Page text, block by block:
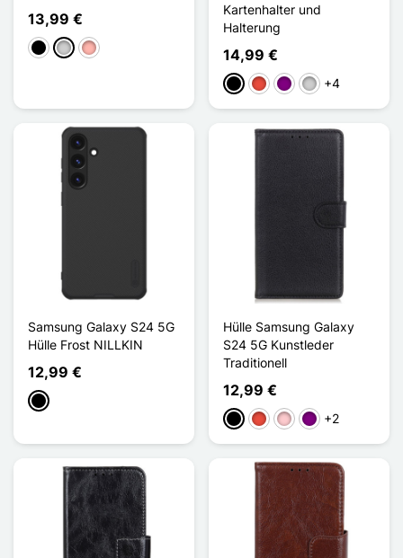
13,99 €
Schwarz
SilberRoségold
Kartenhalter und
Halterung
14,99 €
Schwarz
Rot ViolettSilber
+4
Samsung Galaxy S24 5G
Hülle Frost NILLKIN
12,99 €
Schwarz
Hülle Samsung Galaxy
S24 5G Kunstleder
Traditionell
12,99 €
Schwarz
Rot PinkViolett
+2